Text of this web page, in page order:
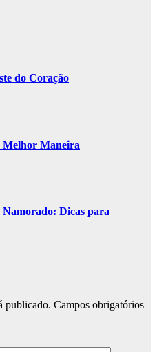
do Coração
Melhor Maneira
Dicas para
publicado. Campos obrigatórios